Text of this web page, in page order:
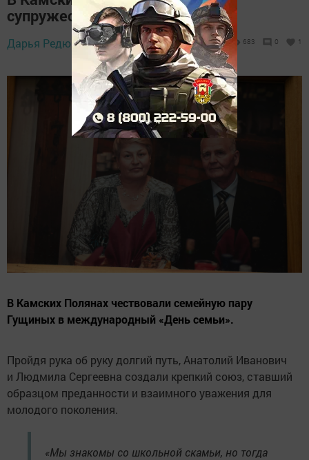
супружескую пару Гущиных
Дарья Редюкова, 15 мая 2026 - 14:33 683 0 1
В Камских Полянах чествовали семейную пару
Гущиных в международный «День семьи».
Пройдя рука об руку долгий путь, Анатолий Иванович
и Людмила Сергеевна создали крепкий союз, ставший
образцом преданности и взаимного уважения для
молодого поколения.
«Мы знакомы со школьной скамьи, но тогда